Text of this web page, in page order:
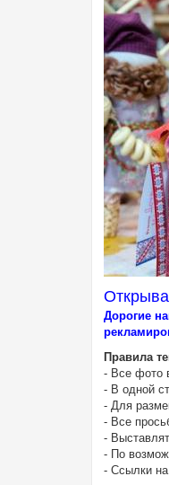
Дорогие
Правила
- Все фото
- В одной
- Для
- Все
-
- По
- Ссылки на